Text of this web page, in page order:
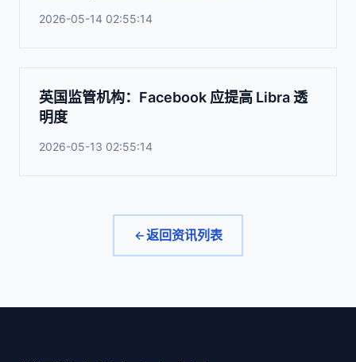
2026-05-14 02:55:14
英国监管机构：Facebook 应提高 Libra 透
明度
2026-05-13 02:55:14
返回资讯列表